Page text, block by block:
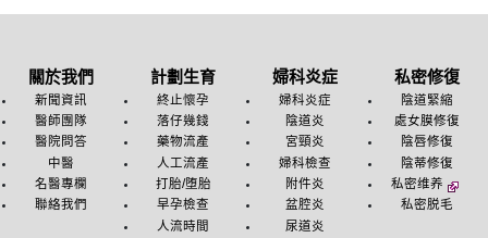
關於我們
新聞資訊
醫師團隊
醫院問答
中醫
名醫專欄
聯絡我們
計劃生育
終止懷孕
落仔幾錢
藥物流產
人工流產
打胎/堕胎
早孕檢查
人流時間
婦科炎症
婦科炎症
陰道炎
宮頸炎
婦科檢查
附件炎
盆腔炎
尿道炎
私密修復
陰道緊縮
處女膜修復
陰唇修復
陰蒂修復
私密维养
私密脱毛